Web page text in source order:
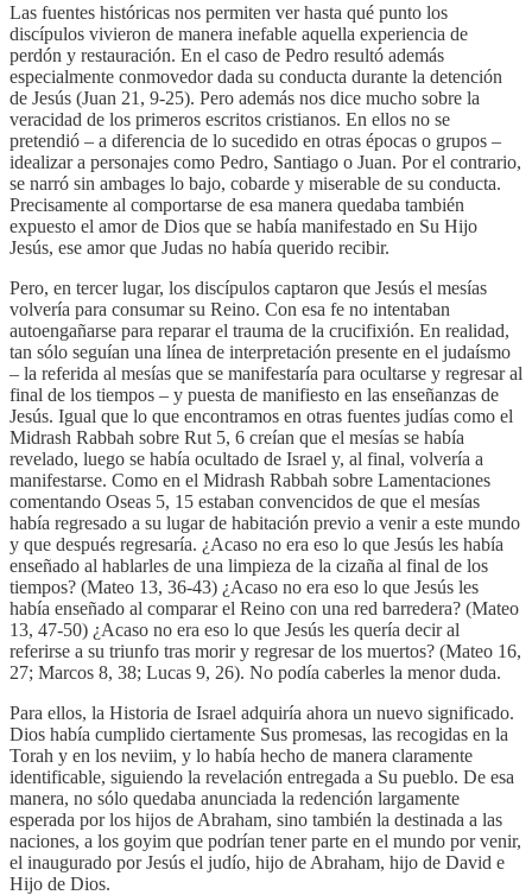
Las fuentes históricas nos permiten ver hasta qué punto los
discípulos vivieron de manera inefable aquella experiencia de
perdón y restauración. En el caso de Pedro resultó además
especialmente conmovedor dada su conducta durante la detención
de Jesús (Juan 21, 9-25). Pero además nos dice mucho sobre la
veracidad de los primeros escritos cristianos. En ellos no se
pretendió – a diferencia de lo sucedido en otras épocas o grupos –
idealizar a personajes como Pedro, Santiago o Juan. Por el contrario,
se narró sin ambages lo bajo, cobarde y miserable de su conducta.
Precisamente al comportarse de esa manera quedaba también
expuesto el amor de Dios que se había manifestado en Su Hijo
Jesús, ese amor que Judas no había querido recibir.
Pero, en tercer lugar, los discípulos captaron que Jesús el mesías
volvería para consumar su Reino. Con esa fe no intentaban
autoengañarse para reparar el trauma de la crucifixión. En realidad,
tan sólo seguían una línea de interpretación presente en el judaísmo
– la referida al mesías que se manifestaría para ocultarse y regresar al
final de los tiempos – y puesta de manifiesto en las enseñanzas de
Jesús. Igual que lo que encontramos en otras fuentes judías como el
Midrash Rabbah sobre Rut 5, 6 creían que el mesías se había
revelado, luego se había ocultado de Israel y, al final, volvería a
manifestarse. Como en el Midrash Rabbah sobre Lamentaciones
comentando Oseas 5, 15 estaban convencidos de que el mesías
había regresado a su lugar de habitación previo a venir a este mundo
y que después regresaría. ¿Acaso no era eso lo que Jesús les había
enseñado al hablarles de una limpieza de la cizaña al final de los
tiempos? (Mateo 13, 36-43) ¿Acaso no era eso lo que Jesús les
había enseñado al comparar el Reino con una red barredera? (Mateo
13, 47-50) ¿Acaso no era eso lo que Jesús les quería decir al
referirse a su triunfo tras morir y regresar de los muertos? (Mateo 16,
27; Marcos 8, 38; Lucas 9, 26). No podía caberles la menor duda.
Para ellos, la Historia de Israel adquiría ahora un nuevo significado.
Dios había cumplido ciertamente Sus promesas, las recogidas en la
Torah y en los neviim, y lo había hecho de manera claramente
identificable, siguiendo la revelación entregada a Su pueblo. De esa
manera, no sólo quedaba anunciada la redención largamente
esperada por los hijos de Abraham, sino también la destinada a las
naciones, a los goyim que podrían tener parte en el mundo por venir,
el inaugurado por Jesús el judío, hijo de Abraham, hijo de David e
Hijo de Dios.